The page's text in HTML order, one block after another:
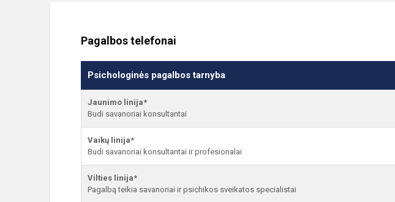
Pagalbos telefonai
Psichologinės pagalbos tarnyba
Jaunimo linija*
Budi savanoriai konsultantai
Vaikų linija*
Budi savanoriai konsultantai ir profesionalai
Vilties linija*
Pagalbą teikia savanoriai ir psichikos sveikatos specialistai